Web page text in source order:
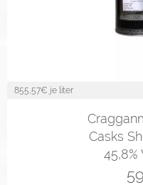
855,57€ je liter
Casks
45,8%